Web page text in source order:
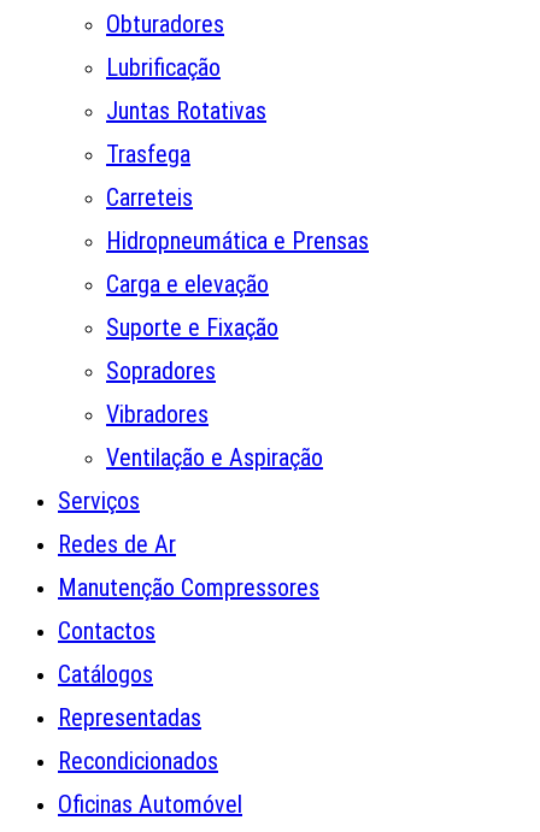
Obturadores
Lubrificação
Juntas Rotativas
Trasfega
Carreteis
Hidropneumática e Prensas
Carga e elevação
Suporte e Fixação
Sopradores
Vibradores
Ventilação e Aspiração
Serviços
Redes de Ar
Manutenção Compressores
Contactos
Catálogos
Representadas
Recondicionados
Oficinas Automóvel